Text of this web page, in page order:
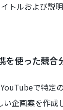
トルおよび説
を使った競合
で特定の
企画案を作成